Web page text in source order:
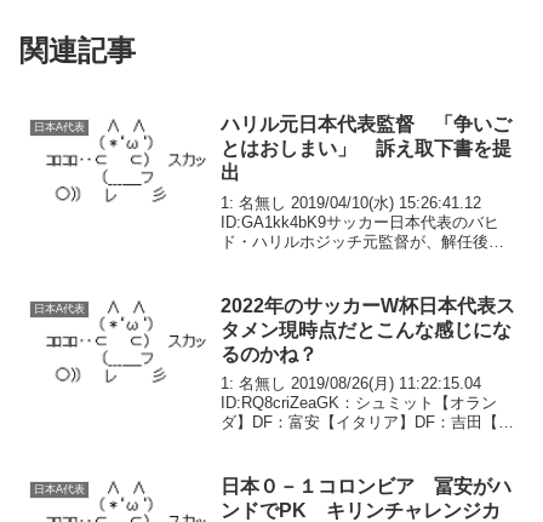
関連記事
日本A代表
ハリル元日本代表監督 「争いご
とはおしまい」 訴え取下書を提
出
1: 名無し 2019/04/10(水) 15:26:41.12
ID:GA1kk4bK9サッカー日本代表のバヒ
ド・ハリルホジッチ元監督が、解任後に
への謝罪広告を求めた...
日本A代表
2022年のサッカーW杯日本代表ス
タメン現時点だとこんな感じにな
るのかね？
1: 名無し 2019/08/26(月) 11:22:15.04
ID:RQ8criZeaGK：シュミット【オラン
ダ】DF：富安【イタリア】DF：吉田【イ
MF：柴崎【...
日本A代表
日本０－１コロンビア 冨安がハ
ンドでPK キリンチャレンジカ